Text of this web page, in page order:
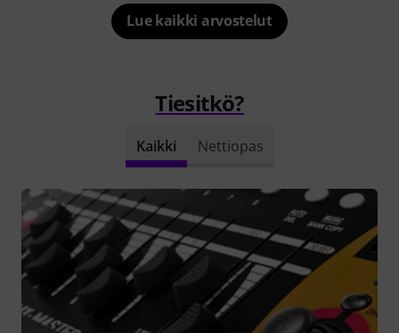
Lue kaikki arvostelut
Tiesitkö?
Kaikki Nettiopas